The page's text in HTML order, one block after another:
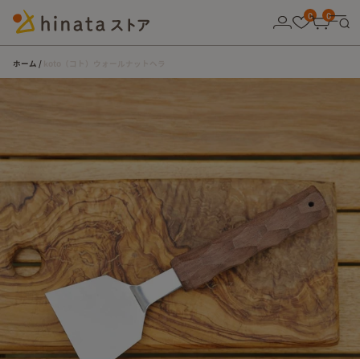
0
0
ホーム